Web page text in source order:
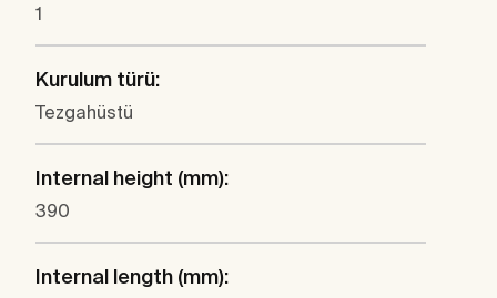
1
Kurulum türü:
Tezgahüstü
Internal height (mm):
390
Internal length (mm):